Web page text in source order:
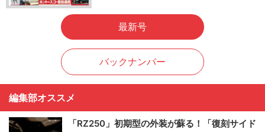
最新号
バックナンバー
編集部オススメ
「RZ250」初期型の外装が蘇る！「復刻サイド